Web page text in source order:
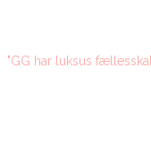
"GG har luksus